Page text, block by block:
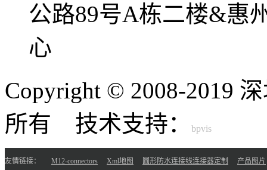
公路89号A栋二楼&惠
心
Copyright © 2008-2019
所有 技术支持：
友情链接： M12-connectors Xml地图 圆形防水连接线连接器定制
产品图片